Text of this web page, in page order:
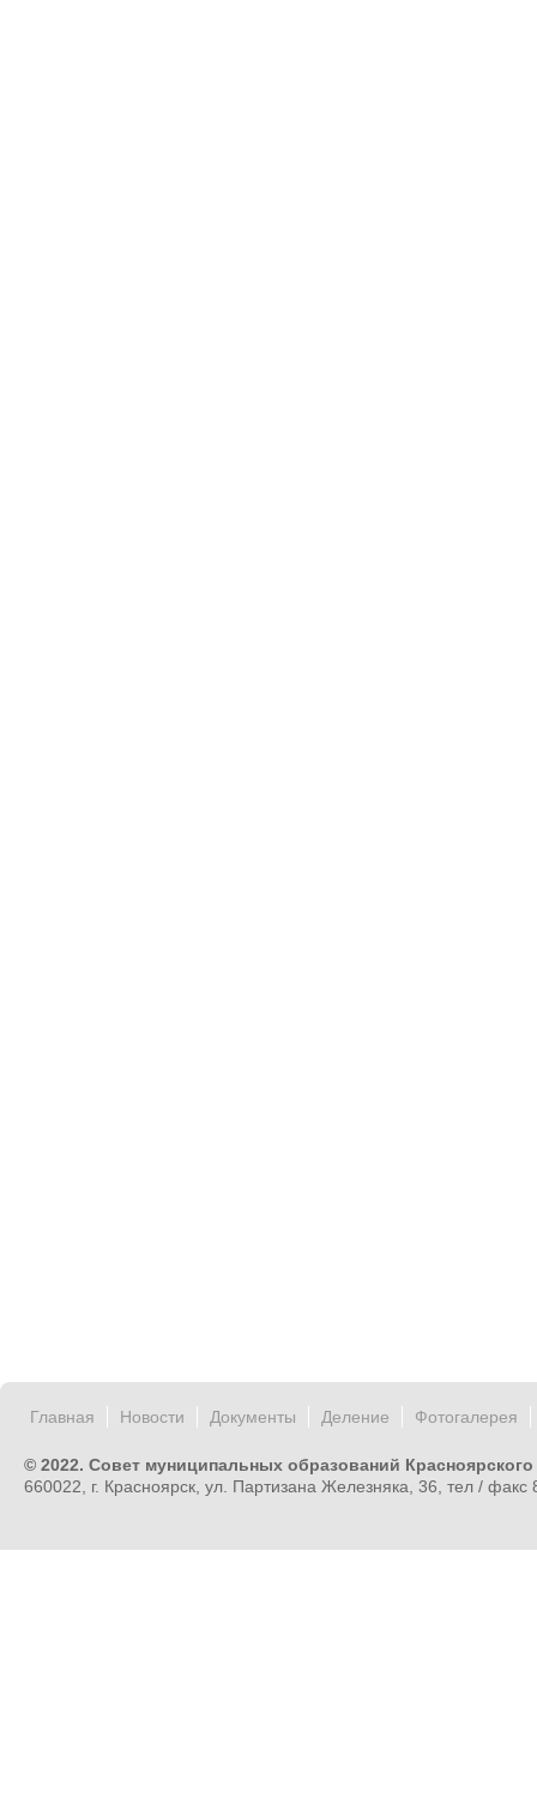
Главная Новости Документы Деление Фотогалерея
© 2022. Совет муниципальных образований Красноярского
660022, г. Красноярск, ул. Партизана Железняка, 36, тел /